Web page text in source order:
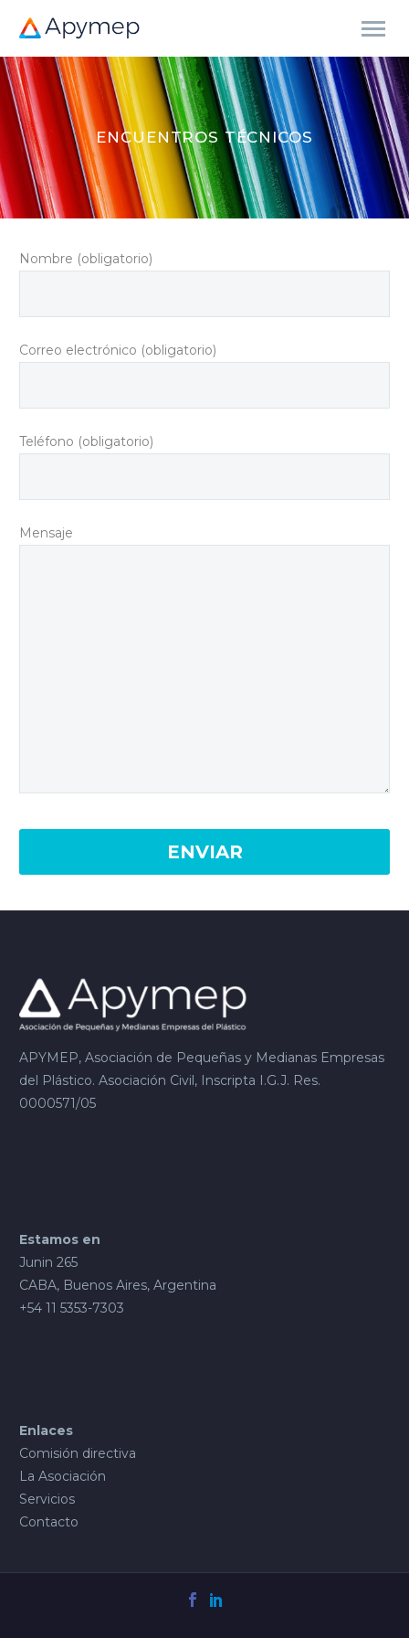
ENCUENTROS TÉCNICOS
Nombre (obligatorio)
Correo electrónico (obligatorio)
Teléfono (obligatorio)
Mensaje
APYMEP, Asociación de Pequeñas y Medianas Empresas
del Plástico. Asociación Civil, Inscripta I.G.J. Res.
0000571/05
Estamos en
Junin 265
CABA, Buenos Aires, Argentina
+54 11 5353-7303
Enlaces
Comisión directiva
La Asociación
Servicios
Contacto